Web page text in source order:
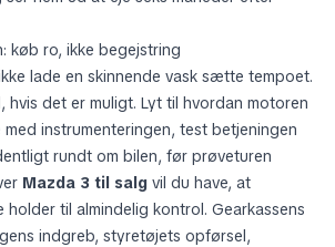
køb ro, ikke begejstring
lade en skinnende vask sætte tempoet.
hvis det er muligt. Lyt til hvordan motoren
instrumenteringen, test betjeningen
rundt om bilen, før prøveturen
Mazda 3 til salg vil du have, at
til almindelig kontrol. Gearkassens
indgreb, styretøjets opførsel,